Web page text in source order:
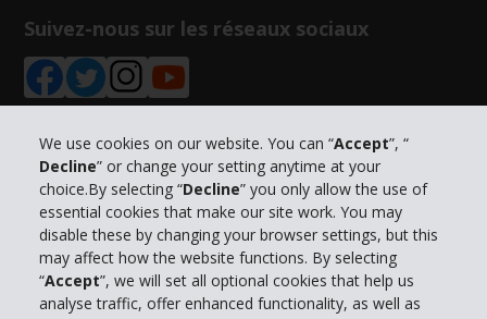
We use cookies on our website. You can “Accept”, “
Decline” or change your setting anytime at your
choice.By selecting “Decline” you only allow the use of
essential cookies that make our site work. You may
disable these by changing your browser settings, but this
may affect how the website functions. By selecting
“Accept”, we will set all optional cookies that help us
analyse traffic, offer enhanced functionality, as well as
Suivez-nous sur les réseaux sociaux
Informations sur l'entreprise
Entreprise
Support client